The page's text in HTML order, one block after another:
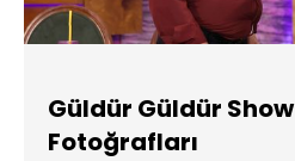
Güldür Güldür
Fotoğrafları